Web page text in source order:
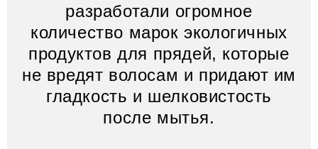
разработали огромное
количество марок экологичных
продуктов для прядей, которые
не вредят волосам и придают им
гладкость и шелковистость
после мытья.